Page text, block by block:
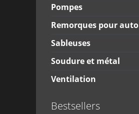
Pompes
Remorques pour auto
Sableuses
Soudure et métal
Ventilation
Bestsellers